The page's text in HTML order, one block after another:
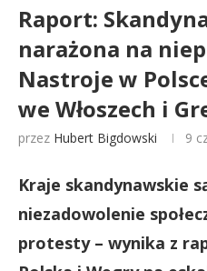
Raport:
narażona na
Nastroje w
we Włoszech i
przez Hubert Bigdowski 9
Kraje skandynawskie
niezadowolenie
protesty – wynika z